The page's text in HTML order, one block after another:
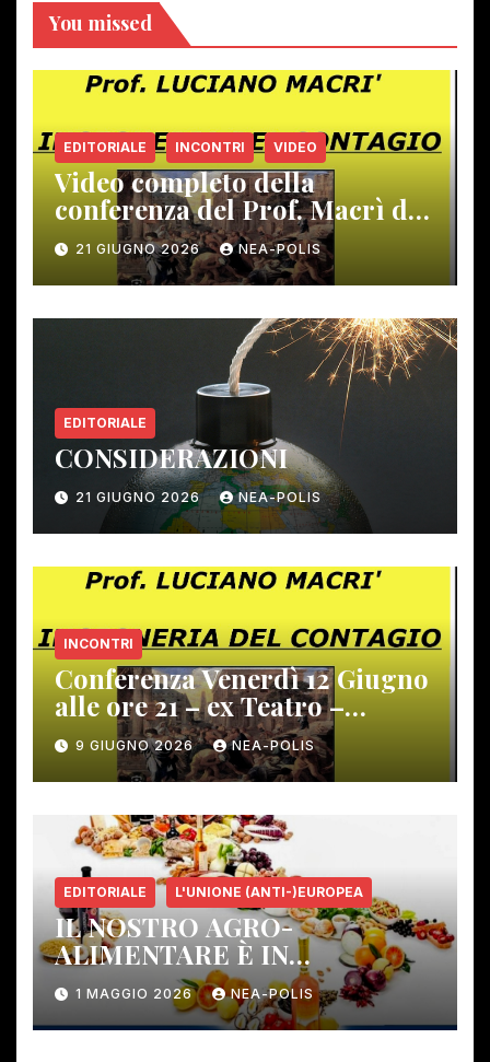
You missed
EDITORIALE INCONTRI VIDEO
Video completo della
conferenza del Prof. Macrì del
12 giugno scorso
21 GIUGNO 2026 NEA-POLIS
EDITORIALE
CONSIDERAZIONI
21 GIUGNO 2026 NEA-POLIS
INCONTRI
Conferenza Venerdì 12 Giugno
alle ore 21 – ex Teatro –
Gambassi Terme –
9 GIUGNO 2026 NEA-POLIS
EDITORIALE L'UNIONE (ANTI-)EUROPEA
IL NOSTRO AGRO-
ALIMENTARE È IN
PERICOLO!
1 MAGGIO 2026 NEA-POLIS